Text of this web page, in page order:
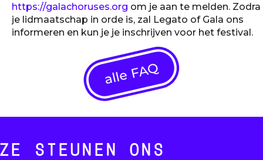
https://galachoruses.org om je aan te melden. Zodra
je lidmaatschap in orde is, zal Legato of Gala ons
informeren en kun je je inschrijven voor het festival.
alle FAQ
ZE STEUNEN ONS